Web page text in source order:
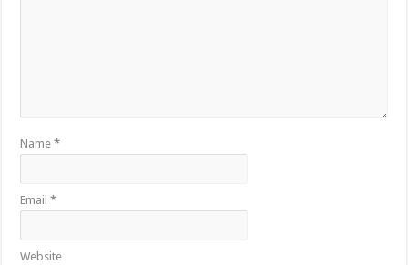
Name*
Email*
Website